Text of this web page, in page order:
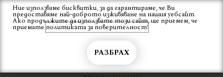
Skip
content
Вход
Ние използваме бисквитки, за да гарантираме, че Ви
предоставяме най-доброто изживяване на нашия уебсайт.
Ако продължите да използвате този сайт, ще приемем, че
приематеполитиката за поверителност!
РАЗБРАХ